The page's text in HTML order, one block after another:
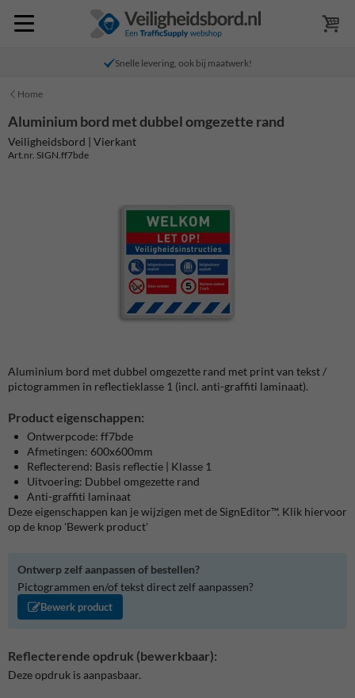
Snelle levering, ook bij maatwerk!
Home
Aluminium bord met dubbel omgezette rand
Veiligheidsbord | Vierkant
Art.nr. SIGN.ff7bde
Aluminium bord met dubbel omgezette rand met print van tekst /
pictogrammen in reflectieklasse 1 (incl. anti-graffiti laminaat).
Product eigenschappen:
Ontwerpcode: ff7bde
Afmetingen: 600x600mm
Reflecterend: Basis reflectie | Klasse 1
Uitvoering: Dubbel omgezette rand
Anti-graffiti laminaat
Deze eigenschappen kan je wijzigen met de SignEditor™. Klik hiervoor
op de knop 'Bewerk product'
Ontwerp zelf aanpassen of bestellen?
Pictogrammen en/of tekst direct zelf aanpassen?
Bewerk product
Reflecterende opdruk (bewerkbaar):
Deze opdruk is aanpasbaar.